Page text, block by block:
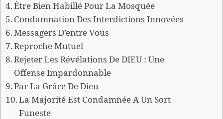
Être Bien Habillé Pour La Mosquée
Condamnation Des Interdictions Innovées
Messagers D’entre Vous
Reproche Mutuel
Rejeter Les Révélations De DIEU : Une
Offense Impardonnable
Par La Grâce De Dieu
La Majorité Est Condamnée A Un Sort
Funeste